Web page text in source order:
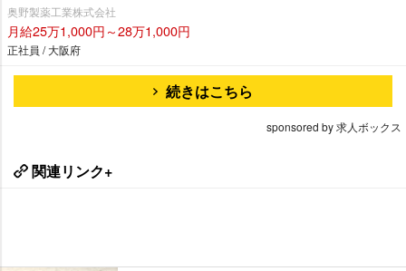
奥野製薬工業株式会社
月給25万1,000円～28万1,000円
正社員 / 大阪府
続きはこちら
sponsored by 求人ボックス
関連リンク+